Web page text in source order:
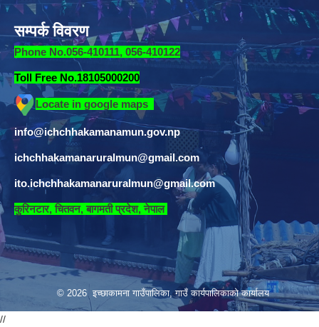
सम्पर्क विवरण
Phone No.056-410111, 056-410122
Toll Free No.18105000200
Locate in google maps
info@ichchhakamanamun.gov.np
ichchhakamanaruralmun@gmail.com
ito.ichchhakamanaruralmun@gmail.com​
कुरिनटार, चितवन, बागमती प्रदेश, नेपाल
© 2026 इच्छाकामना गाउँपालिका, गाउँ कार्यपालिकाको कार्यालय
//